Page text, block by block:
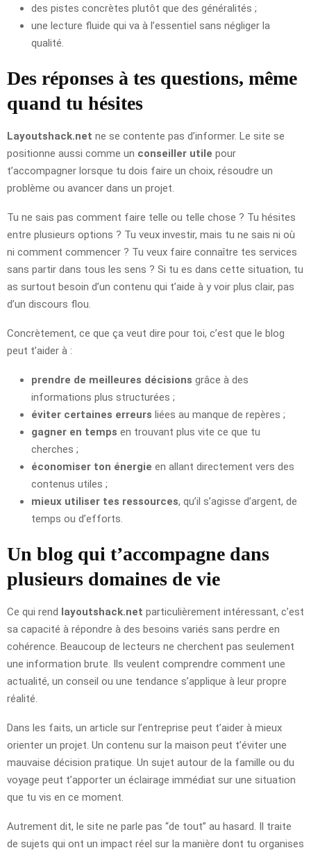
des pistes concrètes plutôt que des généralités ;
une lecture fluide qui va à l’essentiel sans négliger la
qualité.
Des réponses à tes questions, même
quand tu hésites
Layoutshack.net ne se contente pas d’informer. Le site se
positionne aussi comme un conseiller utile pour
t’accompagner lorsque tu dois faire un choix, résoudre un
problème ou avancer dans un projet.
Tu ne sais pas comment faire telle ou telle chose ? Tu hésites
entre plusieurs options ? Tu veux investir, mais tu ne sais ni où
ni comment commencer ? Tu veux faire connaître tes services
sans partir dans tous les sens ? Si tu es dans cette situation, tu
as surtout besoin d’un contenu qui t’aide à y voir plus clair, pas
d’un discours flou.
Concrètement, ce que ça veut dire pour toi, c’est que le blog
peut t’aider à :
prendre de meilleures décisions grâce à des
informations plus structurées ;
éviter certaines erreurs liées au manque de repères ;
gagner en temps en trouvant plus vite ce que tu
cherches ;
économiser ton énergie en allant directement vers des
contenus utiles ;
mieux utiliser tes ressources, qu’il s’agisse d’argent, de
temps ou d’efforts.
Un blog qui t’accompagne dans
plusieurs domaines de vie
Ce qui rend layoutshack.net particulièrement intéressant, c’est
sa capacité à répondre à des besoins variés sans perdre en
cohérence. Beaucoup de lecteurs ne cherchent pas seulement
une information brute. Ils veulent comprendre comment une
actualité, un conseil ou une tendance s’applique à leur propre
réalité.
Dans les faits, un article sur l’entreprise peut t’aider à mieux
orienter un projet. Un contenu sur la maison peut t’éviter une
mauvaise décision pratique. Un sujet autour de la famille ou du
voyage peut t’apporter un éclairage immédiat sur une situation
que tu vis en ce moment.
Autrement dit, le site ne parle pas “de tout” au hasard. Il traite
de sujets qui ont un impact réel sur la manière dont tu organises